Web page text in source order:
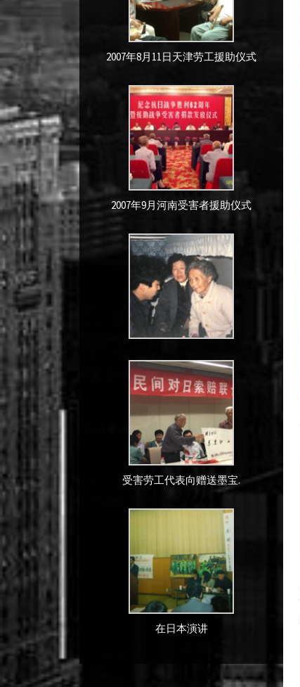
2007年8月11日天津劳工援助仪式
2007年9月河南受害者援助仪式
受害劳工代表向赠送墨宝.
在日本演讲